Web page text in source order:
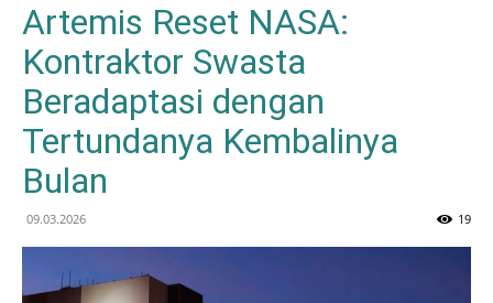
Artemis Reset NASA:
Kontraktor Swasta
Beradaptasi dengan
Tertundanya Kembalinya
Bulan
09.03.2026 19